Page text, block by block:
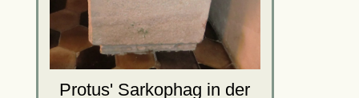
Protus' Sarkophag in der